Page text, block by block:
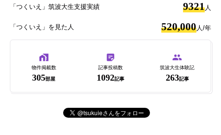
「つくいえ」筑波大生支援実績 9321人
「つくいえ」を見た人 520,000人/年
物件掲載数
305部屋
記事投稿数
1092記事
筑波大生体験記
263記事